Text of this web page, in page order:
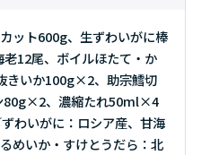
ット600g、生ずわいがに棒
12尾、ボイルほたて・か
きいか100g×2、助宗鱈切
80g×2、濃縮たれ50ml×4
わいがに：ロシア産、甘海
めいか・すけとうだら：北